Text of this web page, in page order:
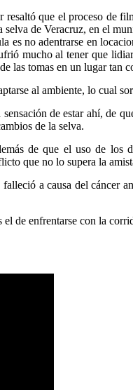
resaltó que el proceso de
selva de Veracruz, en el
es no adentrarse en
mucho al tener que
las tomas en un lugar tan
al ambiente, lo cual
de estar ahí, de
de la selva.
de que el uso de
que no lo supera la
a causa del cáncer
de enfrentarse con la